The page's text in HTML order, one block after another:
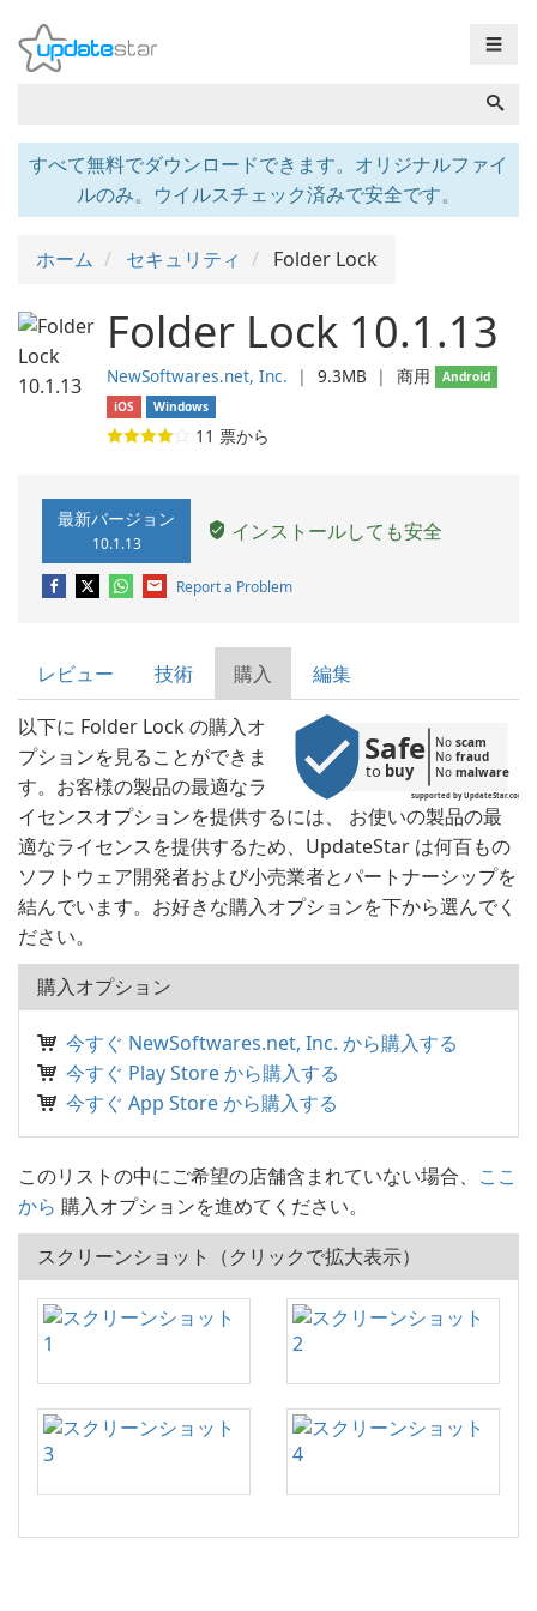
☰
すべて無料でダウンロードできます。オリジナルファイ
ルのみ。ウイルスチェック済みで安全です。
ホーム セキュリティ Folder Lock
Folder Lock 10.1.13
NewSoftwares.net, Inc. ❘ 9.3MB ❘ 商用
Android
iOS
Windows
11 票から
最新バージョン
10.1.13 インストールしても安全
Report a Problem
レビュー 技術 購入 編集
supported by UpdateStar.com
Safe
to buy
No scam
No fraud
No malware
以下に Folder Lock の購入オ
プションを見ることができま
す。お客様の製品の最適なラ
イセンスオプションを提供するには、 お使いの製品の最
適なライセンスを提供するため、UpdateStar は何百もの
ソフトウェア開発者および小売業者とパートナーシップを
結んでいます。お好きな購入オプションを下から選んでく
ださい。
購入オプション
今すぐ NewSoftwares.net, Inc. から購入する
今すぐ Play Store から購入する
今すぐ App Store から購入する
このリストの中にご希望の店舗含まれていない場合、 ここ
から 購入オプションを進めてください。
スクリーンショット（クリックで拡大表示）